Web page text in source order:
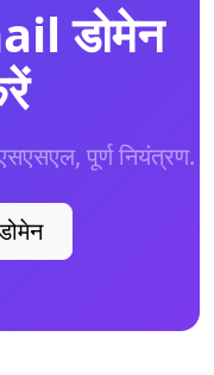
डोमेन
पूर्ण नियंत्रण.